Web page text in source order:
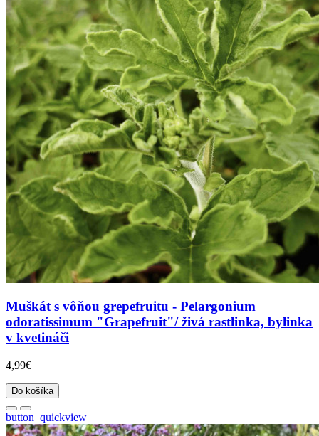
Muškát s vôňou grepefruitu - Pelargonium
odoratissimum "Grapefruit"/ živá rastlinka, bylinka
v kvetináči
4,99€
Do košíka
button_quickview